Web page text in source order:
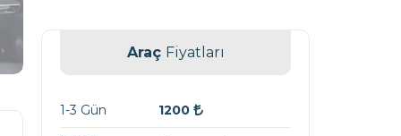
Araç Fiyatları
1-3 Gün 1200